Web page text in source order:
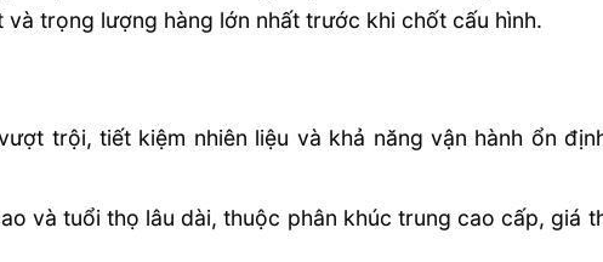
trọng lượng hàng lớn nhất trước khi chốt cấu hình.
trội, tiết kiệm nhiên liệu và khả năng vận hành ổn
và tuổi thọ lâu dài, thuộc phân khúc trung cao cấp, giá